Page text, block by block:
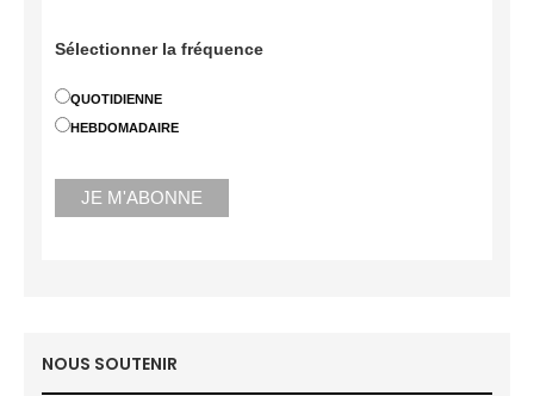
Sélectionner la fréquence
QUOTIDIENNE
HEBDOMADAIRE
NOUS SOUTENIR